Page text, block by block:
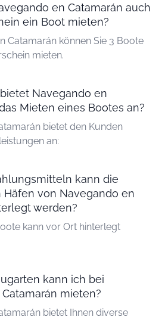
en Catamarán auch
ein Boot mieten?
Catamarán können Sie 3 Boote
mieten.
Navegando en
Mieten eines Bootes an?
bietet den Kunden
an:
kann die
Häfen von Navegando en
werden?
kann vor Ort hinterlegt
kann ich bei
mieten?
bietet Ihnen diverse